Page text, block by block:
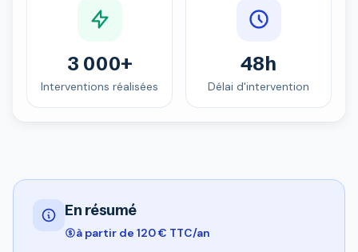
3 000+
Interventions réalisées
48h
Délai d'intervention
En résumé
à partir de 120 € TTC/an